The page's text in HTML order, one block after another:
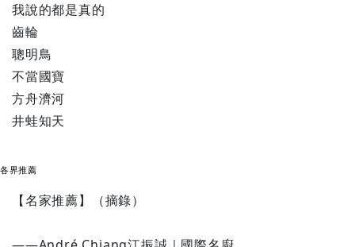
我說的都是真的
齒輪
聰明鳥
不當國寶
方舟濟河
井蛙知天
各界推薦
【名家推薦】（摘錄）